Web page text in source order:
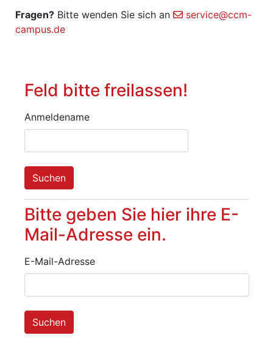
Fragen?Bitte wenden Sie sich an
service@ccm-
campus.de
Feld bitte freilassen!
Feld bitte freilassen!
Anmeldename
Bitte geben Sie hier ihre E-Mail-
Bitte geben Sie hier ihre E-
Mail-Adresse ein.
E-Mail-Adresse